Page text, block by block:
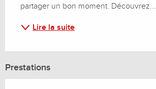
partager un bon moment. Découvrez...
Lire la suite
Prestations